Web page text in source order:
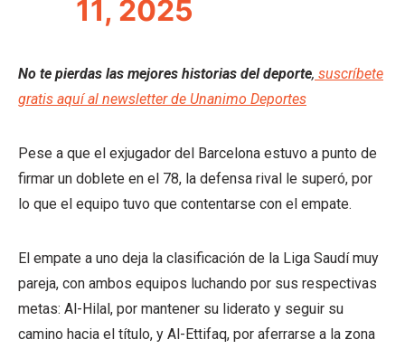
11, 2025
No te pierdas las mejores historias del deporte, suscríbete
gratis aquí al newsletter de Unanimo Deportes
Pese a que el exjugador del Barcelona estuvo a punto de
firmar un doblete en el 78, la defensa rival le superó, por
lo que el equipo tuvo que contentarse con el empate.
El empate a uno deja la clasificación de la Liga Saudí muy
pareja, con ambos equipos luchando por sus respectivas
metas: Al-Hilal, por mantener su liderato y seguir su
camino hacia el título, y Al-Ettifaq, por aferrarse a la zona